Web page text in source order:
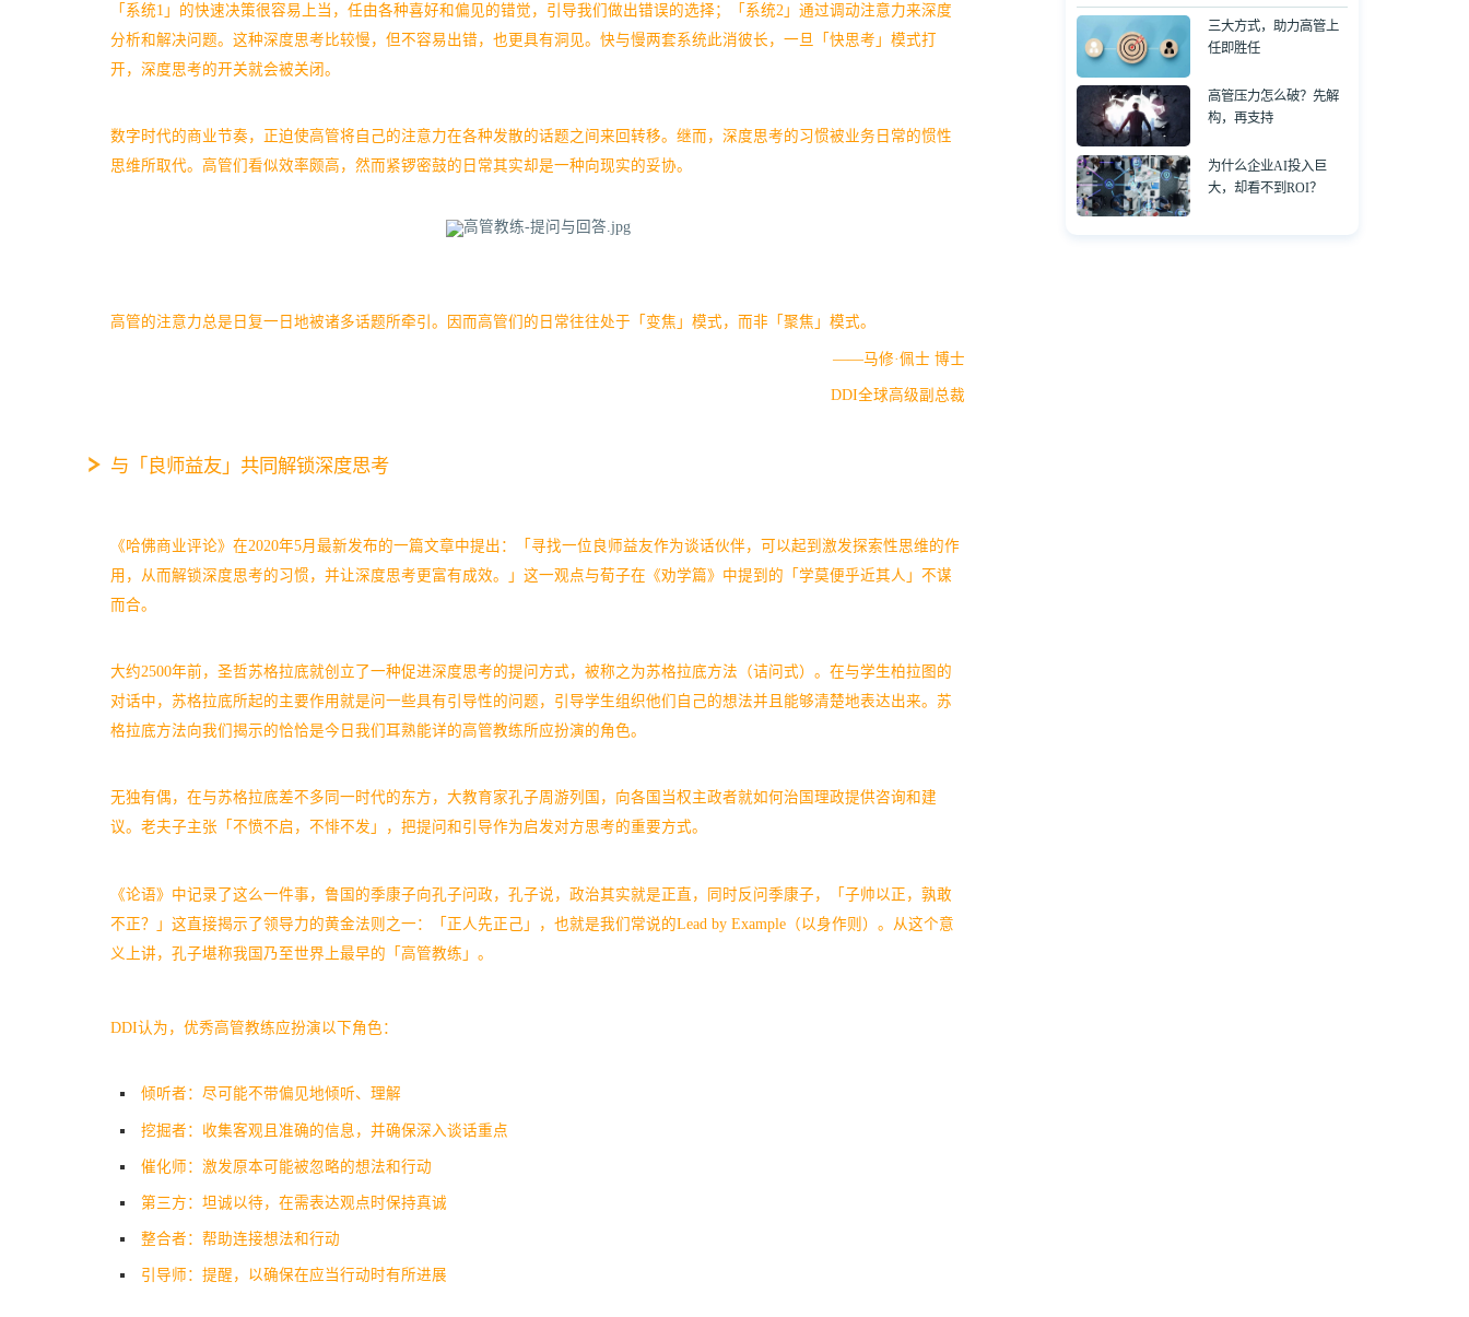
「系统1」的快速决策很容易上当，任由各种喜好和偏见的错觉，引导我们做出错误的选择；「系统2」通过调动注意力来深度
分析和解决问题。这种深度思考比较慢，但不容易出错，也更具有洞见。快与慢两套系统此消彼长，一旦「快思考」模式打
开，深度思考的开关就会被关闭。
数字时代的商业节奏，正迫使高管将自己的注意力在各种发散的话题之间来回转移。继而，深度思考的习惯被业务日常的惯性
思维所取代。高管们看似效率颇高，然而紧锣密鼓的日常其实却是一种向现实的妥协。
高管的注意力总是日复一日地被诸多话题所牵引。因而高管们的日常往往处于「变焦」模式，而非「聚焦」模式。
——马修·佩士 博士
DDI全球高级副总裁
与「良师益友」共同解锁深度思考
《哈佛商业评论》在2020年5月最新发布的一篇文章中提出：「寻找一位良师益友作为谈话伙伴，可以起到激发探索性思维的作
用，从而解锁深度思考的习惯，并让深度思考更富有成效。」这一观点与荀子在《劝学篇》中提到的「学莫便乎近其人」不谋
而合。
大约2500年前，圣哲苏格拉底就创立了一种促进深度思考的提问方式，被称之为苏格拉底方法（诘问式）。在与学生柏拉图的
对话中，苏格拉底所起的主要作用就是问一些具有引导性的问题，引导学生组织他们自己的想法并且能够清楚地表达出来。苏
格拉底方法向我们揭示的恰恰是今日我们耳熟能详的高管教练所应扮演的角色。
无独有偶，在与苏格拉底差不多同一时代的东方，大教育家孔子周游列国，向各国当权主政者就如何治国理政提供咨询和建
议。老夫子主张「不愤不启，不悱不发」，把提问和引导作为启发对方思考的重要方式。
《论语》中记录了这么一件事，鲁国的季康子向孔子问政，孔子说，政治其实就是正直，同时反问季康子，「子帅以正，孰敢
不正？」这直接揭示了领导力的黄金法则之一：「正人先正己」，也就是我们常说的Lead by Example（以身作则）。从这个意
义上讲，孔子堪称我国乃至世界上最早的「高管教练」。
DDI认为，优秀高管教练应扮演以下角色：
倾听者：尽可能不带偏见地倾听、理解
挖掘者：收集客观且准确的信息，并确保深入谈话重点
催化师：激发原本可能被忽略的想法和行动
第三方：坦诚以待，在需表达观点时保持真诚
整合者：帮助连接想法和行动
引导师：提醒，以确保在应当行动时有所进展
三大方式，助力高管上
任即胜任
高管压力怎么破？先解
构，再支持
为什么企业AI投入巨
大，却看不到ROI？